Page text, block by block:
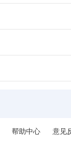
帮助中心 意见